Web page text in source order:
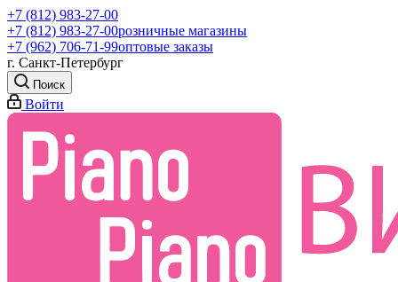
+7 (812) 983-27-00
+7 (812) 983-27-00розничные магазины
+7 (962) 706-71-99оптовые заказы
г. Санкт-Петербург
Поиск
Войти